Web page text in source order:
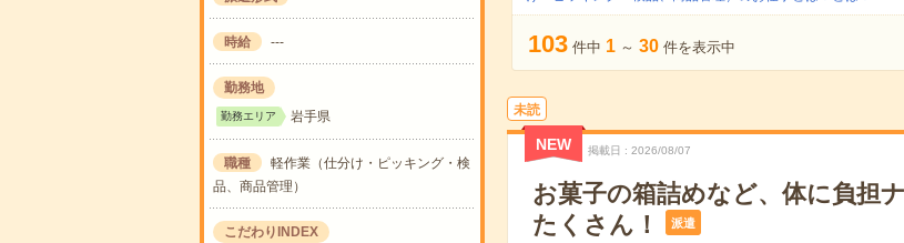
時給 ---
勤務地
勤務エリア 岩手県
職種
軽作業（仕分け・ピッキング・検
品、商品管理）
こだわりINDEX
103 件中 1 ～ 30 件を表示中
未読
NEW 掲載日 2026/08/07
お菓子の箱詰めなど、体に負担
たくさん！
派遣